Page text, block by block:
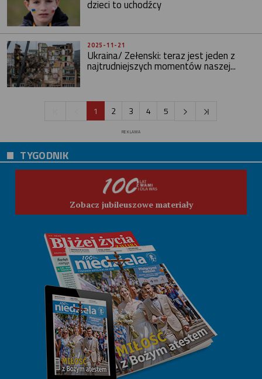
dzieci to uchodźcy
2025-11-21
Ukraina/ Zełenski: teraz jest jeden z
najtrudniejszych momentów naszej...
1 2 3 4 5
REKLAMA
TYGODNIK
Zobacz jubileuszowe materiały